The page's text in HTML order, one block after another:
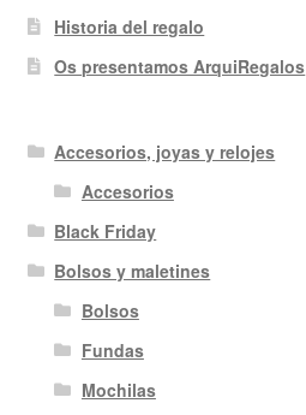
Historia del regalo
Os presentamos ArquiRegalos
Accesorios, joyas y relojes
Accesorios
Black Friday
Bolsos y maletines
Bolsos
Fundas
Mochilas